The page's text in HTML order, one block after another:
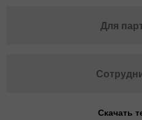
Для
Скачать